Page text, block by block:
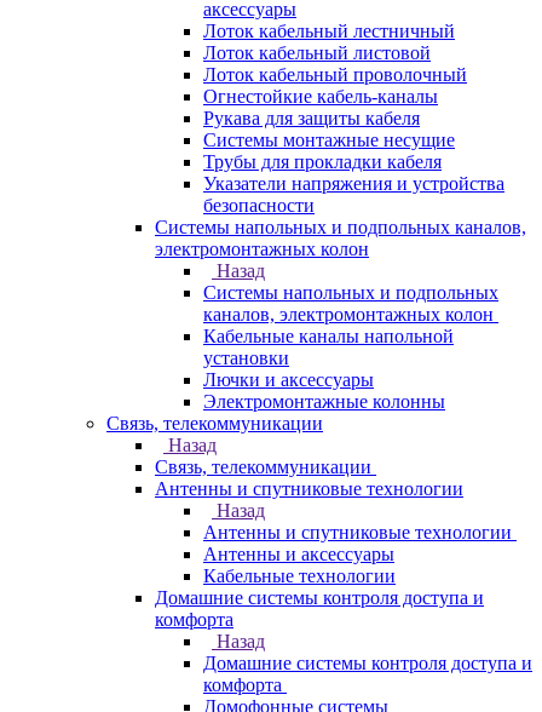
аксессуары
Лоток кабельный лестничный
Лоток кабельный листовой
Лоток кабельный проволочный
Огнестойкие кабель-каналы
Рукава для защиты кабеля
Системы монтажные несущие
Трубы для прокладки кабеля
Указатели напряжения и устройства
безопасности
Системы напольных и подпольных каналов,
электромонтажных колон
Назад
Системы напольных и подпольных
каналов, электромонтажных колон
Кабельные каналы напольной
установки
Лючки и аксессуары
Электромонтажные колонны
Связь, телекоммуникации
Назад
Связь, телекоммуникации
Антенны и спутниковые технологии
Назад
Антенны и спутниковые технологии
Антенны и аксессуары
Кабельные технологии
Домашние системы контроля доступа и
комфорта
Назад
Домашние системы контроля доступа и
комфорта
Домофонные системы